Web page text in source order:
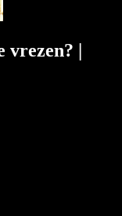
vrezen? |